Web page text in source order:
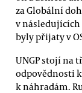
za Globální
v
byly přijaty v
UNGP stojí na
odpovědnosti
k náhradám.